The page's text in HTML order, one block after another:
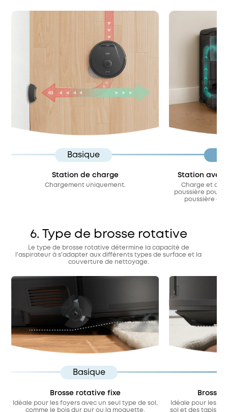
Station de charge
Chargement uniquement.
Station avec
Charge et
poussière pour
poussière à
Basique
6. Type de brosse rotative
Le type de brosse rotative détermine la capacité de
l'aspirateur à s'adapter aux différents types de surface et la
couverture de nettoyage.
Brosse rotative fixe
Idéale pour les foyers avec un seul type de sol,
comme le bois dur pur ou la moquette.
Brosse
Idéale pour les
sol et des tapis.
Basique